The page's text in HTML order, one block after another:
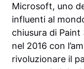
Microsoft, uno
influenti al
chiusura di Paint
nel 2016 con
rivoluzionare il